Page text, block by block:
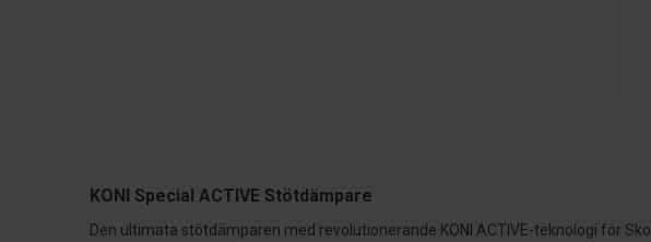
KONI Special ACTIVE Stötdämpare
Den ultimata stötdämparen med revolutionerande KONI ACTIVE-teknologi för